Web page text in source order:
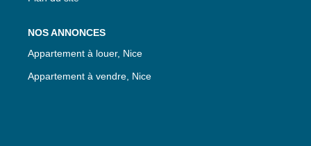
NOS ANNONCES
Appartement à louer, Nice
Appartement à vendre, Nice